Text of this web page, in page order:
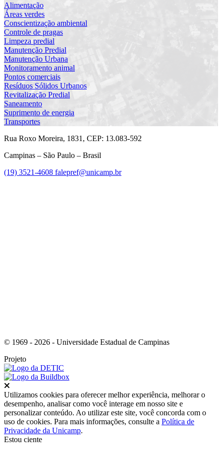
Alimentação
Áreas verdes
Conscientização ambiental
Controle de pragas
Limpeza predial
Manutenção Predial
Manutenção Urbana
Monitoramento animal
Pontos comerciais
Resíduos Sólidos Urbanos
Revitalização Predial
Saneamento
Suprimento de energia
Transportes
Rua Roxo Moreira, 1831, CEP: 13.083-592
Campinas – São Paulo – Brasil
(19) 3521-4608 falepref@unicamp.br
© 1969 - 2026 - Universidade Estadual de Campinas
Projeto
Utilizamos cookies para oferecer melhor experiência, melhorar o
desempenho, analisar como você interage em nosso site e
personalizar conteúdo. Ao utilizar este site, você concorda com o
uso de cookies. Para mais informações, consulte a Política de
Privacidade da Unicamp.
Estou ciente